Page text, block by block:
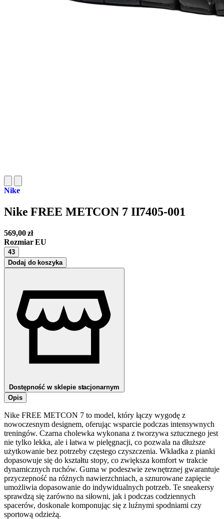
Nike
Nike FREE METCON 7 II7405-001
569,00zł
Rozmiar EU
43
Dodaj do koszyka
Dostępność w sklepie stacjonarnym
Opis
Nike FREE METCON 7 to model, który łączy wygodę z
nowoczesnym designem, oferując wsparcie podczas intensywnych
treningów. Czarna cholewka wykonana z tworzywa sztucznego jest
nie tylko lekka, ale i łatwa w pielęgnacji, co pozwala na dłuższe
użytkowanie bez potrzeby częstego czyszczenia. Wkładka z pianki
dopasowuje się do kształtu stopy, co zwiększa komfort w trakcie
dynamicznych ruchów. Guma w podeszwie zewnętrznej gwarantuje
przyczepność na różnych nawierzchniach, a sznurowane zapięcie
umożliwia dopasowanie do indywidualnych potrzeb. Te sneakersy
sprawdzą się zarówno na siłowni, jak i podczas codziennych
spacerów, doskonale komponując się z luźnymi spodniami czy
sportową odzieżą.